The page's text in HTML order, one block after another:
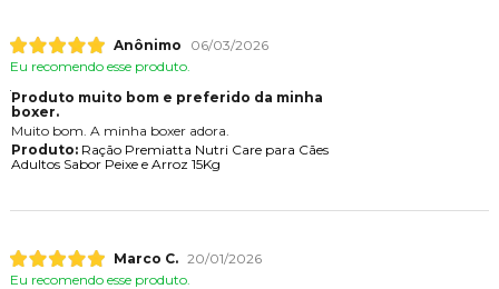
Anônimo
06/03/2026
Eu recomendo esse produto.
Produto muito bom e preferido da minha
boxer.
Muito bom. A minha boxer adora.
Produto:Ração Premiatta Nutri Care para Cães
Adultos Sabor Peixe e Arroz 15Kg
Marco C. 20/01/2026
Eu recomendo esse produto.